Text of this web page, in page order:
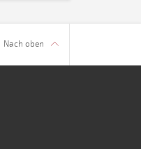
Nach oben